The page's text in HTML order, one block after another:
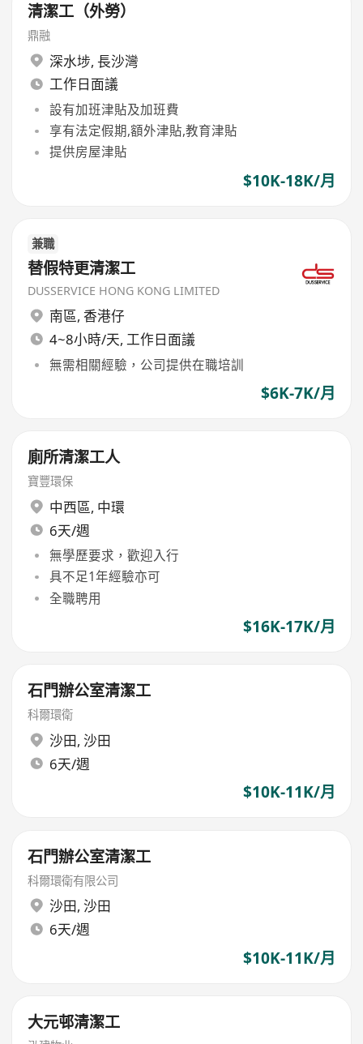
清潔工（外勞）
鼎融
深水埗, 長沙灣
工作日面議
設有加班津貼及加班費
享有法定假期,額外津貼,教育津貼
提供房屋津貼
$10K-18K/月
兼職
替假特更清潔工
DUSSERVICE HONG KONG LIMITED
南區, 香港仔
4~8小時/天, 工作日面議
無需相關經驗，公司提供在職培訓
$6K-7K/月
廁所清潔工人
寶豐環保
中西區, 中環
6天/週
無學歷要求，歡迎入行
具不足1年經驗亦可
全職聘用
$16K-17K/月
石門辦公室清潔工
科爾環衛
沙田, 沙田
6天/週
$10K-11K/月
石門辦公室清潔工
科爾環衛有限公司
沙田, 沙田
6天/週
$10K-11K/月
大元邨清潔工